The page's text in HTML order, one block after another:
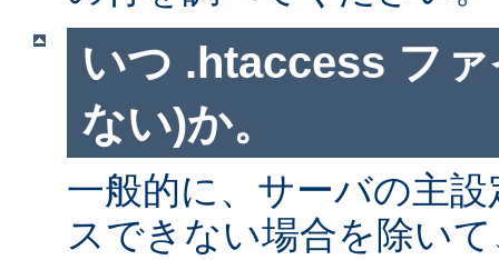
いつ .htaccess フ
ない)か。
一般的に、サーバの主
スできない場合を除い